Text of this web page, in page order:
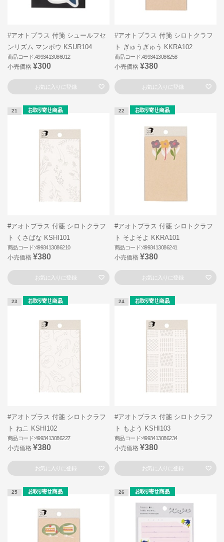
#アオトプラス 付箋 シュールフセ
ンリズム マンボウ KSUR104
商品コード:4993413086012
小売価格 ¥300
お気に入りに登録
#アオトプラス 付箋 シロトクラフ
ト ぎゅうぎゅう KKRA102
商品コード:4993413086258
小売価格 ¥380
お気に入りに登録
21
#アオトプラス 付箋 シロトクラフ
ト くさばな KSHI101
商品コード:4993413086210
小売価格 ¥380
お気に入りに登録
22
#アオトプラス 付箋 シロトクラフ
ト そよそよ KKRA101
商品コード:4993413086241
小売価格 ¥380
お気に入りに登録
23
#アオトプラス 付箋 シロトクラフ
ト ねこ KSHI102
商品コード:4993413086227
小売価格 ¥380
お気に入りに登録
24
#アオトプラス 付箋 シロトクラフ
ト もよう KSHI103
商品コード:4993413086234
小売価格 ¥380
お気に入りに登録
25 26